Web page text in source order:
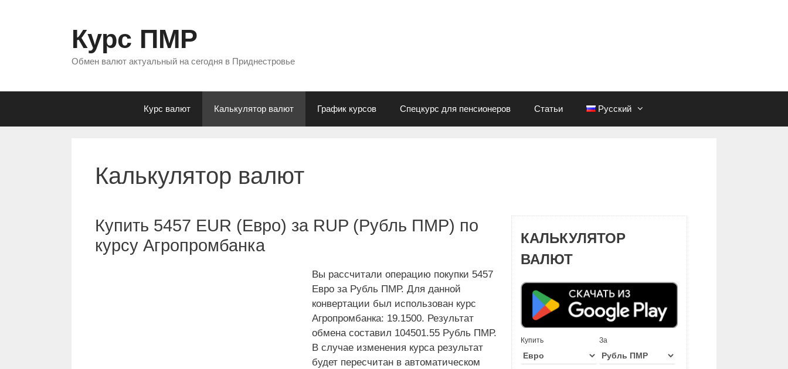
Курс ПМР
Обмен валют актуальный на сегодня в Приднестровье
Курс валют Калькулятор валют График курсов Спецкурс для пенсионеров Статьи Русский
Калькулятор валют
Купить 5457 EUR (Евро) за RUP (Рубль ПМР) по
курсу Агропромбанка
Вы рассчитали операцию покупки 5457
Евро за Рубль ПМР. Для данной
конвертации был использован курс
Агропромбанка: 19.1500. Результат
обмена составил 104501.55 Рубль ПМР.
В случае изменения курса результат
будет пересчитан в автоматическом
КАЛЬКУЛЯТОР
ВАЛЮТ
Купить За